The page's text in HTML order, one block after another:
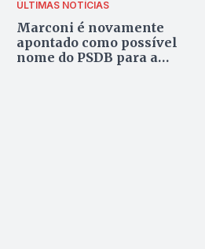
ÚLTIMAS NOTÍCIAS
Marconi é novamente
apontado como possível
nome do PSDB para a